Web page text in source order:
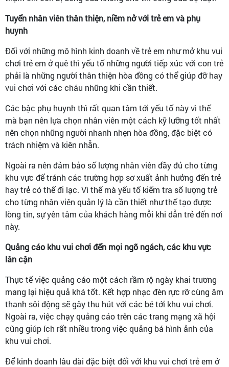
Tuyển nhân viên thân thiện, niềm nở với trẻ em và phụ
huynh
Đối với những mô hình kinh doanh về trẻ em như mở khu vui
chơi trẻ em ở quê thì yếu tố những người tiếp xúc với con trẻ
phải là những người thân thiện hòa đồng có thể giúp đỡ hay
vui chơi với các cháu những khi cần thiết.
Các bậc phụ huynh thì rất quan tâm tới yếu tố này vì thế
mà bạn nên lựa chọn nhân viên một cách kỹ lưỡng tốt nhất
nên chọn những người nhanh nhẹn hòa đồng, đặc biệt có
trách nhiệm và kiên nhẫn.
Ngoài ra nên đảm bảo số lượng nhân viên đầy đủ cho từng
khu vực để tránh các trường hợp sơ xuất ảnh hưởng đến trẻ
hay trẻ có thể đi lạc. Vì thế mà yếu tố kiểm tra số lượng trẻ
cho từng nhân viên quản lý là cần thiết như thế tạo được
lòng tin, sự yên tâm của khách hàng mỗi khi dẫn trẻ đến nơi
này.
Quảng cáo khu vui chơi đến mọi ngõ ngách, các khu vực
lân cận
Thực tế việc quảng cáo một cách rầm rộ ngày khai trương
mang lại hiệu quả khá tốt. Kết hợp nhạc đèn rực rỡ cùng âm
thanh sôi động sẽ gây thu hút với các bé tới khu vui chơi.
Ngoài ra, việc chạy quảng cáo trên các trang mạng xã hội
cũng giúp ích rất nhiều trong việc quảng bá hình ảnh của
khu vui chơi.
Để kinh doanh lâu dài đặc biệt đối với khu vui chơi trẻ em ở